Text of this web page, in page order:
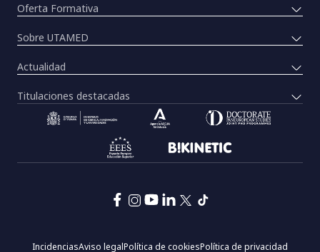
Oferta Formativa
Sobre UTAMED
Actualidad
Titulaciones destacadas
IncidenciasAviso legalPolítica de cookiesPolítica de privacidad